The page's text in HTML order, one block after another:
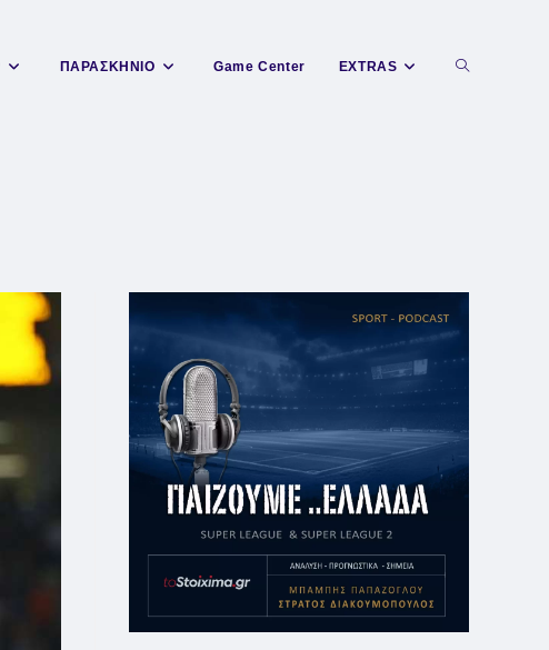
ΠΑΡΑΣΚΗΝΙΟ Game Center EXTRAS Toggle